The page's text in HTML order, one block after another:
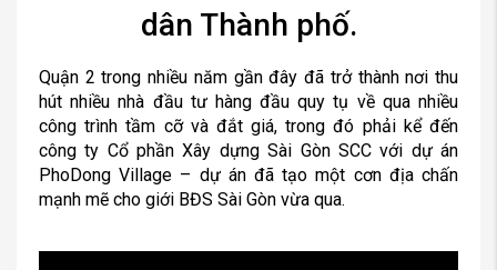
dân Thành phố.
Quận 2 trong nhiều năm gần đây đã trở thành nơi thu
hút nhiều nhà đầu tư hàng đầu quy tụ về qua nhiều
công trình tầm cỡ và đắt giá, trong đó phải kể đến
công ty Cổ phần Xây dựng Sài Gòn SCC với dự án
PhoDong Village – dự án đã tạo một cơn địa chấn
mạnh mẽ cho giới BĐS Sài Gòn vừa qua.